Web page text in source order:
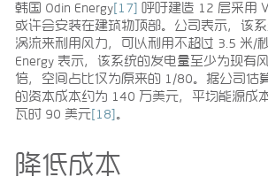
韩国 Odin Energy[17] 呼吁建造 12 层采用
或许会安装在建筑物顶部。公司表示，该
涡流来利用风力，可以利用不超过 3.5 米/
Energy 表示，该系统的发电量至少为现有
倍，空间占比仅为原来的 1/80。据公司估
的资本成本约为 140 万美元，平均能源成
瓦时 90 美元[18] 。
降低成本